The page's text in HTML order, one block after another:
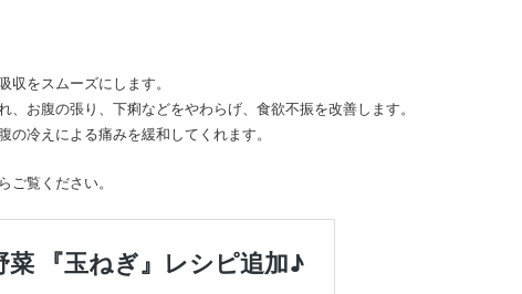
収をスムーズにします。
、お腹の張り、下痢などをやわらげ、食欲不振を改善します。
の冷えによる痛みを緩和してくれます。
ご覧ください。